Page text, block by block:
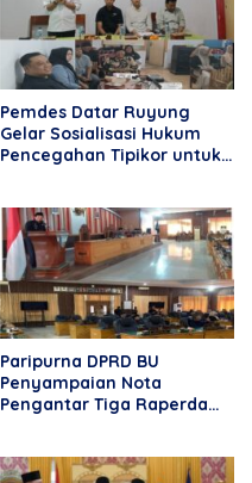
Pemdes Datar Ruyung
Gelar Sosialisasi Hukum
Pencegahan Tipikor untuk
Paripurna DPRD BU
Penyampaian Nota
Pengantar Tiga Raperda